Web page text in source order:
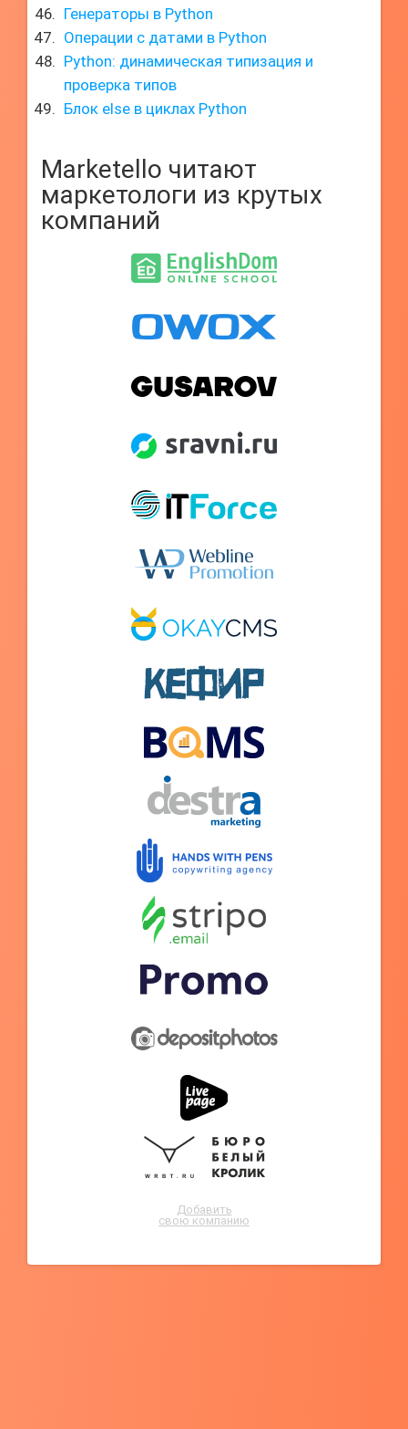
Генераторы в Python
Операции с датами в Python
Python: динамическая типизация и
проверка типов
Блок else в циклах Python
Marketello читают
маркетологи из крутых
компаний
Добавить
свою компанию